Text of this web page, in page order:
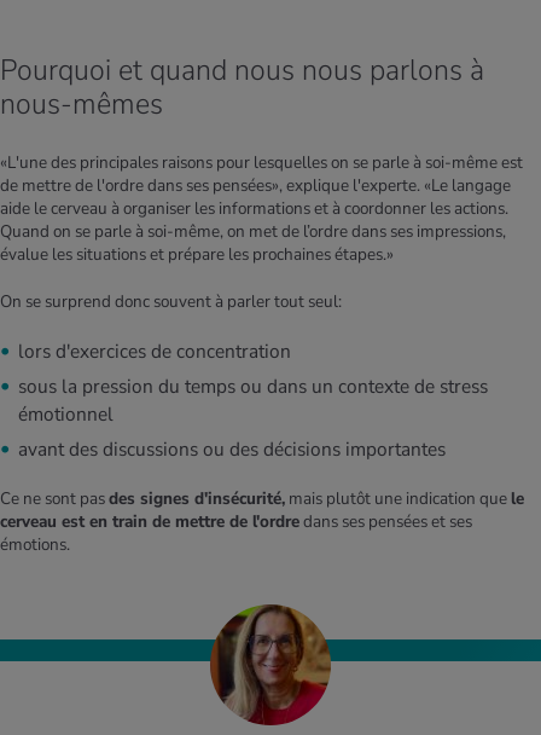
Pourquoi et quand nous nous parlons à
nous-mêmes
«L'une des principales raisons pour lesquelles on se parle à soi-même est
de mettre de l'ordre dans ses pensées», explique l'experte. «Le langage
aide le cerveau à organiser les informations et à coordonner les actions.
Quand on se parle à soi-même, on met de l’ordre dans ses impressions,
évalue les situations et prépare les prochaines étapes.»
On se surprend donc souvent à parler tout seul:
lors d'exercices de concentration
sous la pression du temps ou dans un contexte de stress
émotionnel
avant des discussions ou des décisions importantes
Ce ne sont pasdes signes d'insécurité, mais plutôt une indication que le
cerveau est en train de mettre de l'ordredans ses pensées et ses
émotions.